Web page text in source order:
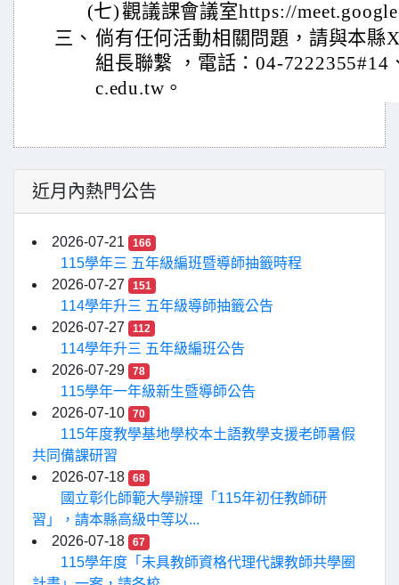
(七)觀議課會議室https://
三、 倘有任何活動相關問題，請與本縣
組長聯繫 ，電話：04-7222355#14
c.edu.tw。
近月內熱門公告
2026-07-21 166
115學年三 五年級編班暨導師抽籤時程
2026-07-27
151
114學年升三 五年級導師抽籤公告
2026-07-27
112
114學年升三 五年級編班公告
2026-07-29
78
115學年一年級新生暨導師公告
2026-07-10
70
115年度教學基地學校本土語教學支援老師暑假
共同備課研習
2026-07-18
68
國立彰化師範大學辦理「115年初任教師研
習」，請本縣高級中等以...
2026-07-18
67
115學年度「未具教師資格代理代課教師共學圈